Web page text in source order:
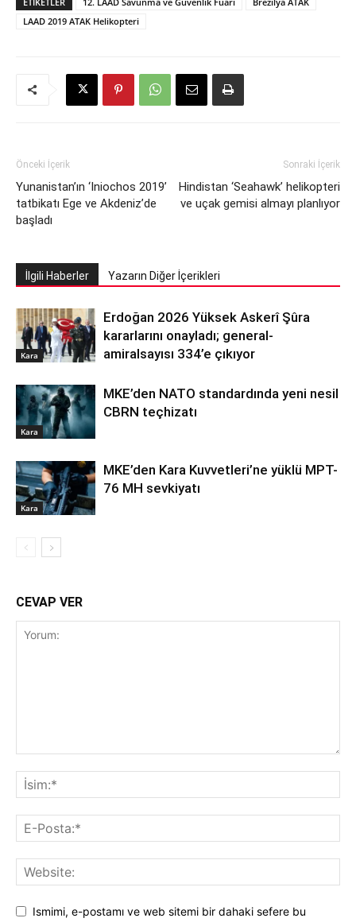
LAAD 2019 ATAK Helikopteri
Önceki İçerik
Yunanistan’ın ‘Iniochos 2019’
tatbikatı Ege ve Akdeniz’de
başladı
Sonraki İçerik
Hindistan ‘Seahawk’ helikopteri
ve uçak gemisi almayı planlıyor
İlgili Haberler Yazarın Diğer İçerikleri
Kara
Erdoğan 2026 Yüksek Askerî Şûra
kararlarını onayladı; general-
amiralsayısı 334’e çıkıyor
Kara
MKE’den NATO standardında yeni nesil
CBRN teçhizatı
Kara
MKE’den Kara Kuvvetleri’ne yüklü MPT-
76 MH sevkiyatı
CEVAP VER
Ismimi, e-postamı ve web sitemi bir dahaki sefere bu